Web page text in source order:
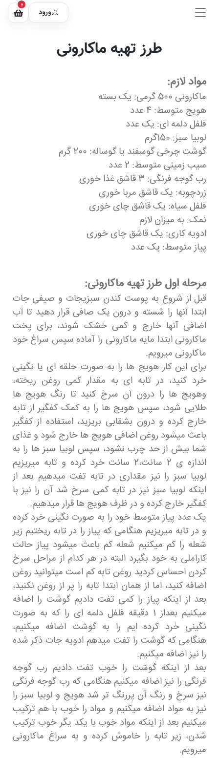
ورود
0
طرز تهیه ماکارونی
مواد لازم:
ماکارونی 500 گرمی: یک بسته
هویج متوسط: 4 عدد
فلفل دلمه ای: یک عدد
لوبیا سبز: 150گرم
گوشت چرخی گوسفند یا گوساله: 200 گرم
سیب زمینی متوسط: 2 عدد
رب گوجه فرنگی: 3 قاشق غذا خوری
زردچوبه: یک قاشق مربا خوری
فلفل سیاه: یک قاشق چای خوری
نمک: به میزان لازم
ادویه کاری: یک قاشق چای خوری
پیاز متوسط: یک عدد
مرحله اول طرز تهیه ماکارونی:
قبل از شروع به پوست کندن سبزیجات و صیفی جات
ابتدا آنها را شسته و درون یک صافی قرار دهید تا آب
اضافی آنها خارج و کمی خشک شوند، برای پخت
ماکارونی ابتدا مایه ماکارونی را آماده سپس سراغ خود
ماکارونی میرویم.
برای این کار هویج ها را به صورت حلقه ای یا نگینی
خرد کنید، در تابه ای به مقدار کمی روغن ریخته،
وهویج ها را درون آن سرخ کنید تا رنگ هویج ها
طلایی شود، سپس هویج ها را به کمک کفگیر از تابه
خارج کرده و درون بشقابی بریزید، استفاده از کفگیر
باعث میشود روغن اضافی هویج ها خارج شود و غذای
شما بیش از حد چرب نشود، سپس لوبیا سبز ها را به
اندازه ی 2 سانت،2 سانت خرد کرده و تابه میریزیم
لوبیا سبز را نیز مقداری در تابه تفت میدهیم بعد از
اینکه لوبیا سبز نیز در تابه کمی سرخ شد آن را نیز با
کفگیر خارج کرده و در ظرف هویج ها قرار میدهیم.
یک عدد پیاز متوسط خود را به صورت نگینی خرد کرده
و در تابه میریزیم هنگامی که پیاز را در تابه ریختیم زیر
شعله را کم میکنیم شعله کم باعث میشود پیاز حالت
کاراملی به خود بگیرد البته در هر کدام از مراحل سرخ
کردن احساس کردید روغن تابه کم است میتوانید روغن
اضافه کنید، اما از همان ابتدا تابه را پر از روغن نکنید،
بعد از اینکه پیاز را کمی تفت دادیم گوشت را اضافه
میکنیم بعداز 1 دقیقه فلفل دلمه ای را که به صورت
نگینی خرد کرده ایم را به گوشت اضافه میکنیم،
هنگامی که گوشت را تفت میدهم ادویه جات ذکر شده
را نیز اضافه میکنیم.
بعد از اینکه گوشت را خوب تفت دادیم رب گوجه
فرنگی را نیز اضافه میکنیم هنگامی که رب گوجه فرنگی
نیز سرخ و رنگ آن پررنگ تر شد هویج و لوبیا سبز را
نیز به مواد اضافه میکنیم و مواد را خوب با هم ترکیب
میکنیم بعد از اینکه مواد خوب با یکد یگر خوب ترکیب
شدن، زیر تابه را خاموش کرده و به سراغ ماکارونی
میرویم.